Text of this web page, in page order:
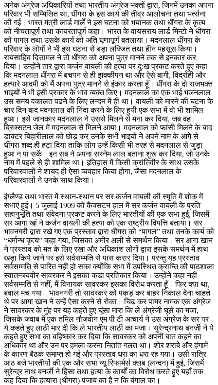
अनेक अंग्रेज अधिकारियों तथा भारतीय अंग्रेज भक्तों द्वारा, जिनमें उनका अपना
परिवार भी सम्मिलित था, धींगरा के इस कार्य की तीव्र आलोचना तथा भर्त्सना
की गई। भारत मंत्री लार्ड मार्ले ने इस घटना को भयानक तथा धींगरा के कृत्य
को नीचतापूर्ण तथा कायरतापूर्ण कहा। भारत के वायसराय लार्ड मिन्टो ने धींगरा
को पागल तथा उसके कार्य को अति घृणापूर्ण बतलाया। मदनलाल धींगरा के
परिवार के लोगों ने भी इस घटना से बड़ा लज्जित तथा हीन महसूस किया।
रायसाहिब दित्तामल ने तो धींगरा को अपना पुत्र मानने तक से इनकार कर
दिया। उन्होंने तार द्वारा कर्जन वायली की हत्या पर दु:ख प्रकट करते हुए कहा
कि मदनलाल धींगरा में बचपन से ही झक्कीपन था और ऐसे बागी, विद्रोही और
हत्यारे आदमी को मैं अपना पुत्र मानने से इंकार करता हूँ। धींगरा के दो राजभक्त
भाइयों ने भी इसी प्रकार के भाव व्यक्त किए। मदनलाल का एक भाई भजनलाल
उस समय वकालत पढने के लिए लन्दन में ही था। वायली को मारने की घटना के
चार दिन बाद मदनलाल की निंदा करने के लिए हुयी एक सभा में वो भी शामिल
हुआ। इसे जानकार मदनलाल ने उससे मिलने से मना कर दिया, जब वह
ब्रिक्सटन जेल में मदनलाल से मिलने आया। मदनलाल को फांसी मिलने के बाद
डाक्टर बिहारीलाल को छोड़ कर उनके सभी भाइयों ने अपने नाम के आगे से
धींगरा शब्द ही हटा दिया ताकि लोग उन्हें किसी भी तरह से मदनलाल से जुड़ा
हुआ न पा सकें। इन सब ने अपना सरनेम लाल बताना शुरू कर दिया, जो उनके
नाम में पहले से ही शामिल था। इतिहास में किसी क्रांतिवीर के साथ उसके
परिवारवालों ने शायद ही ऐसा व्यवहार किया होगा, जैसा मदनलाल के
परिवारवालों ने उनके साथ किया।
इंग्लैण्ड तथा भारत में स्थान-स्थान पर सर कर्जन वायली की स्मृति में शोक में
सभाएं हुई। 5 जुलाई 1909 को कैक्सटन हाल में सर कर्जन वायली के प्रति
सहानुभूति तथा संवेदना प्रकट करने के लिए भारतीयों की एक सभा हुई, जिसमें
सर आगा खां ने कर्जन वायली की हत्या को एक राष्ट्रीय विपत्ति बताया। सर
भावनगरी द्वारा रखे गए एक प्रस्ताव द्वारा धींगरा को “पागल” तथा उनके कार्य को
“धर्मान्ध कृत्य” कहा गया, जिसका अमीर अली से समर्थन किया। सर आगा खान
ने प्रस्ताव को मत के लिए रखा और अधिकांश लोगों द्वारा इसके समर्थन में हाथ
खड़ा किये जाने पर इसे सर्वसम्मति से पास करार दिया। परन्तु यह प्रस्ताव
सर्वसम्मति से पारित नहीं हो सका क्योंकि सभा में उपस्थित क्रान्ति की पाठशाला
स्वातन्त्र्यवीर सावरकर ने इसका कडा प्रतिकार किया। उन्होंने कहा नहीं
सर्वसम्मति से नहीं, मैं विनायक सावरकर इसका विरोध करता हूँ। फिर क्या था,
बवाल मच गया। भावनगरी तो सावरकर को पकड़ कर बाहर निकाल देना चाहते
थे पर आगा खान ने उन्हें ऐसा करने से रोका। चिढ़ कर पामर नामक एक अंग्रेज
ने सावरकर के मुंह पर यह कहते हुए घूंसा मारा कि ले अंग्रेजी घूंसे का मजा,
जिसके जवाब में एक तमिल नौजवान एम पी टी आचार्य ने उस अंग्रेज के सर पर
ये कहते हुए लाठी मार दी कि ले भारतीय लाठी का मजा। सुरेन्द्रनाथ बनर्जी ने ये
कहते हुए सभा का बहिष्कार कर दिया कि सावरकर को अपनी बात कहने का
अधिकार था और उन पर हमला करना नितांत गलत था। शोर शराबे और हंगामें
के कारण बैठक समाप्त हो गई और प्रस्ताव धरा का धरा रह गया। उसी रात्रि
आठ बजे भारतीयों की एक और सभा न्यू रिफार्मर्स क्लब (लन्दन) में हुई, जिसमें
सुरेन्द्र नाथ बनर्जी ने हिंसा तथा हत्या के कार्यों का विरोध करते हुए यहाँ तक
कह दिया कि हत्यारा (धींगरा) पंजाब का है न कि बंगाल का।